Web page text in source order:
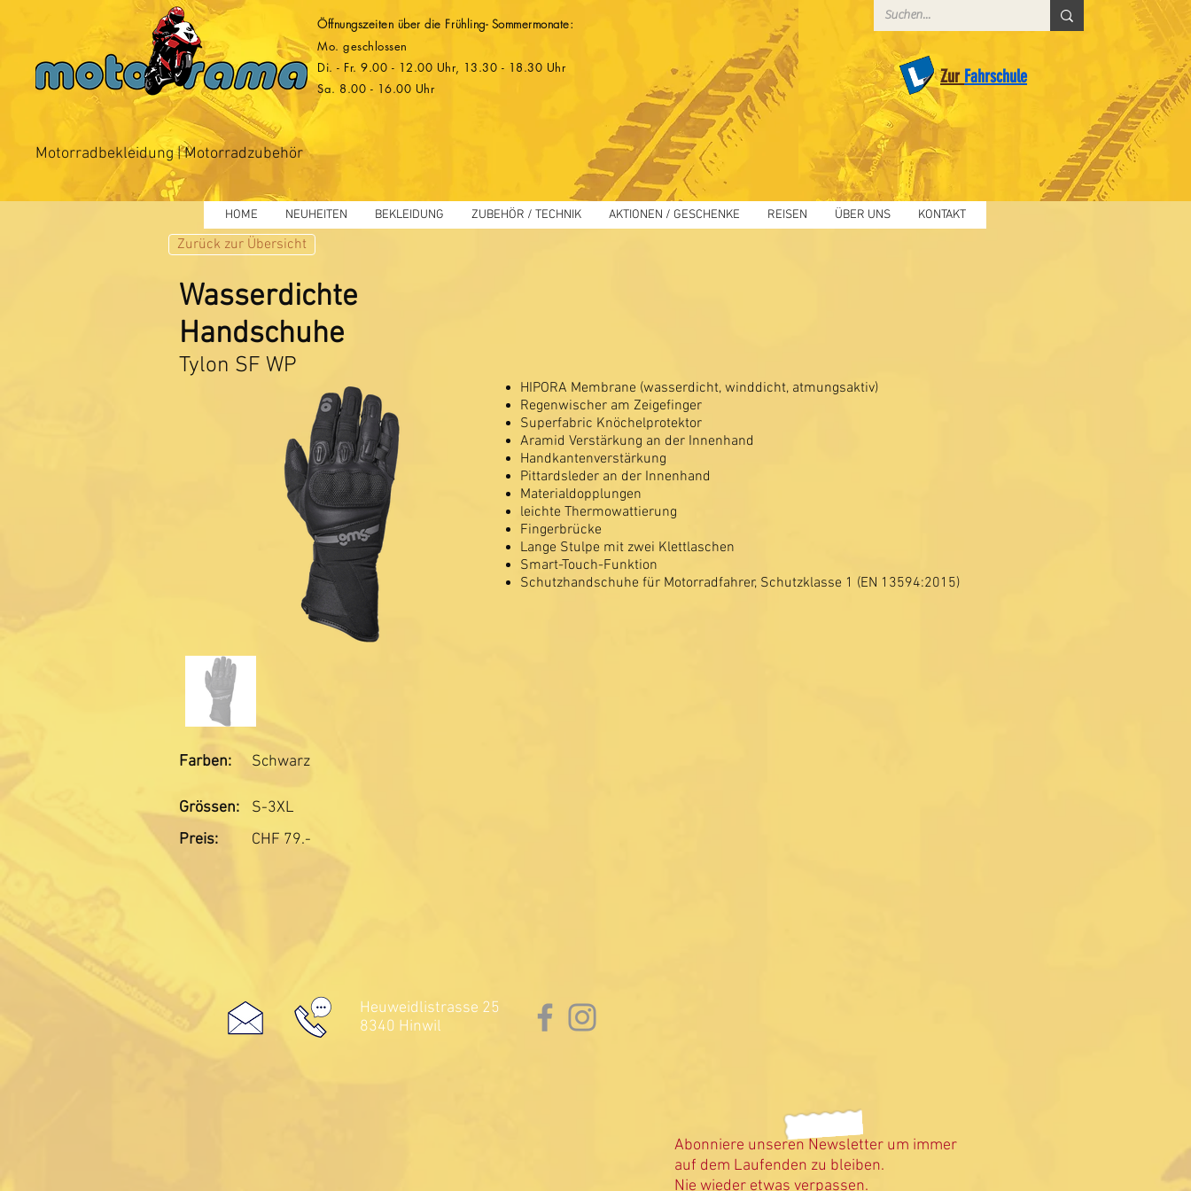
Öffnungszeiten über die Frühling- Sommermonate:
Mo. geschlossen
Di. - Fr. 9.00 - 12.00 Uhr, 13.30 - 18.30 Uhr
Sa. 8.00 - 16.00 Uhr
Motorradbekleidung | Motorradzubehör
Zur Fahrschule
HOME NEUHEITEN BEKLEIDUNG ZUBEHÖR / TECHNIK AKTIONEN / GESCHENKE REISEN ÜBER UNS KONTAKT
Zurück zur Übersicht
Wasserdichte
Handschuhe
Tylon SF WP
HIPORA Membrane (wasserdicht, winddicht, atmungsaktiv)
Regenwischer am Zeigefinger
Superfabric Knöchelprotektor
Aramid Verstärkung an der Innenhand
Handkantenverstärkung
Pittardsleder an der Innenhand
Materialdopplungen
leichte Thermowattierung
Fingerbrücke
Lange Stulpe mit zwei Klettlaschen
Smart-Touch-Funktion
Schutzhandschuhe für Motorradfahrer, Schutzklasse 1 (EN 13594:2015)
Farben: Schwarz
Grössen:
S-3XL
Preis:
CHF 79.-
Heuweidlistrasse 25
8340 Hinwil
Abonniere unseren Newsletter um immer
auf dem Laufenden zu bleiben.
Nie wieder etwas verpassen.